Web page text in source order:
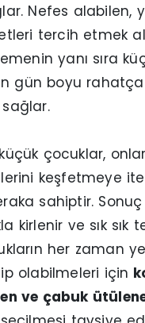
Nefes alabilen,
tercih etmek
yanı sıra
gün boyu
çocuklar,
keşfetmeye
sahiptir.
kirlenir ve sık sık
her zaman
olabilmeleri için
ve çabuk